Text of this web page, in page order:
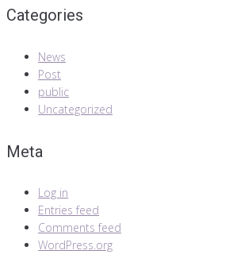
Categories
News
Post
public
Uncategorized
Meta
Log in
Entries feed
Comments feed
WordPress.org